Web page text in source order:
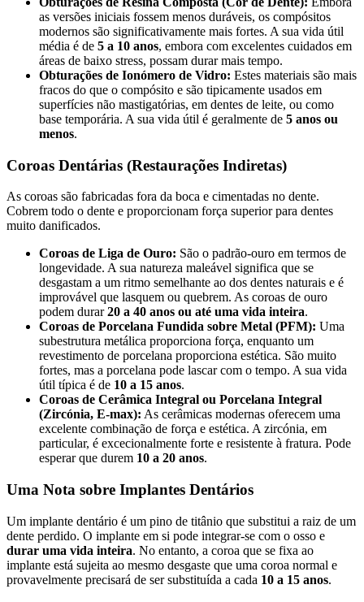
as versões iniciais fossem menos duráveis, os compósitos
modernos são significativamente mais fortes. A sua vida útil
média é de 5 a 10 anos, embora com excelentes cuidados em
áreas de baixo stress, possam durar mais tempo.
Obturações de Ionómero de Vidro: Estes materiais são mais
fracos do que o compósito e são tipicamente usados em
superfícies não mastigatórias, em dentes de leite, ou como
base temporária. A sua vida útil é geralmente de 5 anos ou
menos.
Coroas Dentárias (Restaurações Indiretas)
As coroas são fabricadas fora da boca e cimentadas no dente.
Cobrem todo o dente e proporcionam força superior para dentes
muito danificados.
Coroas de Liga de Ouro: São o padrão-ouro em termos de
longevidade. A sua natureza maleável significa que se
desgastam a um ritmo semelhante ao dos dentes naturais e é
improvável que lasquem ou quebrem. As coroas de ouro
podem durar20 a 40 anos ou até uma vida inteira.
Coroas de Porcelana Fundida sobre Metal (PFM): Uma
subestrutura metálica proporciona força, enquanto um
revestimento de porcelana proporciona estética. São muito
fortes, mas a porcelana pode lascar com o tempo. A sua vida
útil típica é de 10 a 15 anos.
Coroas de Cerâmica Integral ou Porcelana Integral
(Zircónia, E-max): As cerâmicas modernas oferecem uma
excelente combinação de força e estética. A zircónia, em
particular, é excecionalmente forte e resistente à fratura. Pode
esperar que durem 10 a 20 anos.
Uma Nota sobre Implantes Dentários
Um implante dentário é um pino de titânio que substitui a raiz de um
dente perdido. O implante em si pode integrar-se com o osso e
durar uma vida inteira. No entanto, a coroa que se fixa ao
implante está sujeita ao mesmo desgaste que uma coroa normal e
provavelmente precisará de ser substituída a cada 10 a 15 anos.